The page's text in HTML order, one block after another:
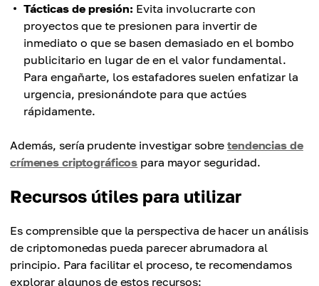
Tácticas de presión: Evita involucrarte con
proyectos que te presionen para invertir de
inmediato o que se basen demasiado en el bombo
publicitario en lugar de en el valor fundamental.
Para engañarte, los estafadores suelen enfatizar la
urgencia, presionándote para que actúes
rápidamente.
Además, sería prudente investigar sobretendencias de
crímenes criptográficos para mayor seguridad.
Recursos útiles para utilizar
Es comprensible que la perspectiva de hacer un análisis
de criptomonedas pueda parecer abrumadora al
principio. Para facilitar el proceso, te recomendamos
explorar algunos de estos recursos: